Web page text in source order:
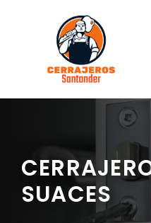
contenido
SUACES